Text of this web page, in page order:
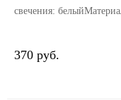
свечения:
370 руб.